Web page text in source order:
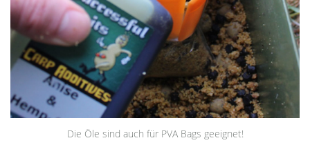
Die Öle sind auch für PVA Bags geeignet!